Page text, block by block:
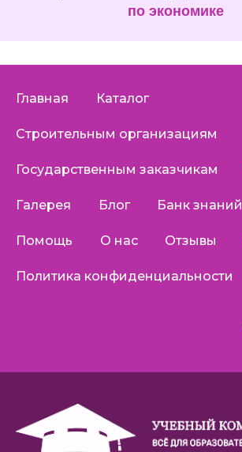
по экономике
Главная Каталог
Строительным организациям
Государственным заказчикам
Галерея Блог Банк знаний
Помощь О нас Отзывы
Политика конфиденциальности